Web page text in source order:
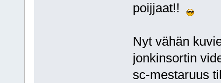
poijjaat!!
Nyt vähän
jonkinsortin
sc-mestaruus